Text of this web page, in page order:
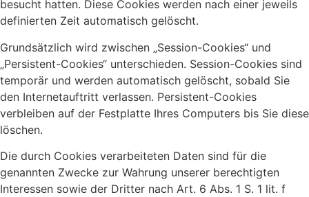
besucht hatten. Diese Cookies werden nach einer jeweils
definierten Zeit automatisch gelöscht.
Grundsätzlich wird zwischen „Session-Cookies“ und
„Persistent-Cookies“ unterschieden. Session-Cookies sind
temporär und werden automatisch gelöscht, sobald Sie
den Internetauftritt verlassen. Persistent-Cookies
verbleiben auf der Festplatte Ihres Computers bis Sie diese
löschen.
Die durch Cookies verarbeiteten Daten sind für die
genannten Zwecke zur Wahrung unserer berechtigten
Interessen sowie der Dritter nach Art. 6 Abs. 1 S. 1 lit. f